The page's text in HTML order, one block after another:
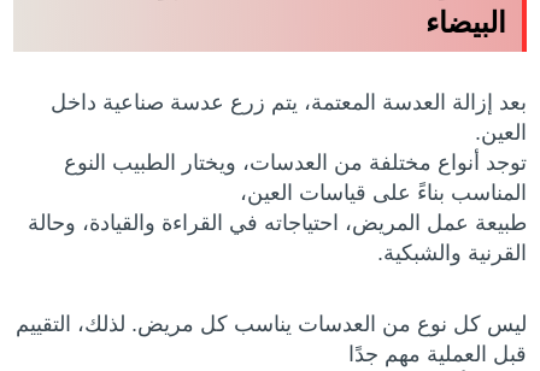
البيضاء
بعد إزالة العدسة المعتمة، يتم زرع عدسة صناعية داخل
العين.
توجد أنواع مختلفة من العدسات، ويختار الطبيب النوع
المناسب بناءً على قياسات العين،
طبيعة عمل المريض، احتياجاته في القراءة والقيادة، وحالة
القرنية والشبكية.
ليس كل نوع من العدسات يناسب كل مريض. لذلك، التقييم
قبل العملية مهم جدًا